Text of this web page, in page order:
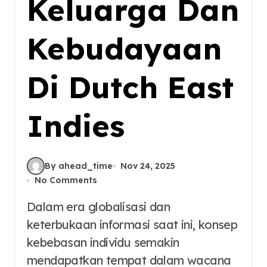
Keluarga Dan
Kebudayaan
Di Dutch East
Indies
By ahead_time
Nov 24, 2025
No Comments
Dalam era globalisasi dan
keterbukaan informasi saat ini, konsep
kebebasan individu semakin
mendapatkan tempat dalam wacana